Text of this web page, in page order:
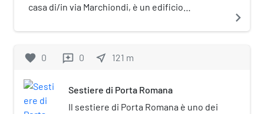
casa di/in via Marchiondi, è un edificio
navigate_next
favorite 0 reviews 0 near_me 121 m
Sestiere di Porta Romana
Il sestiere di Porta Romana è uno dei